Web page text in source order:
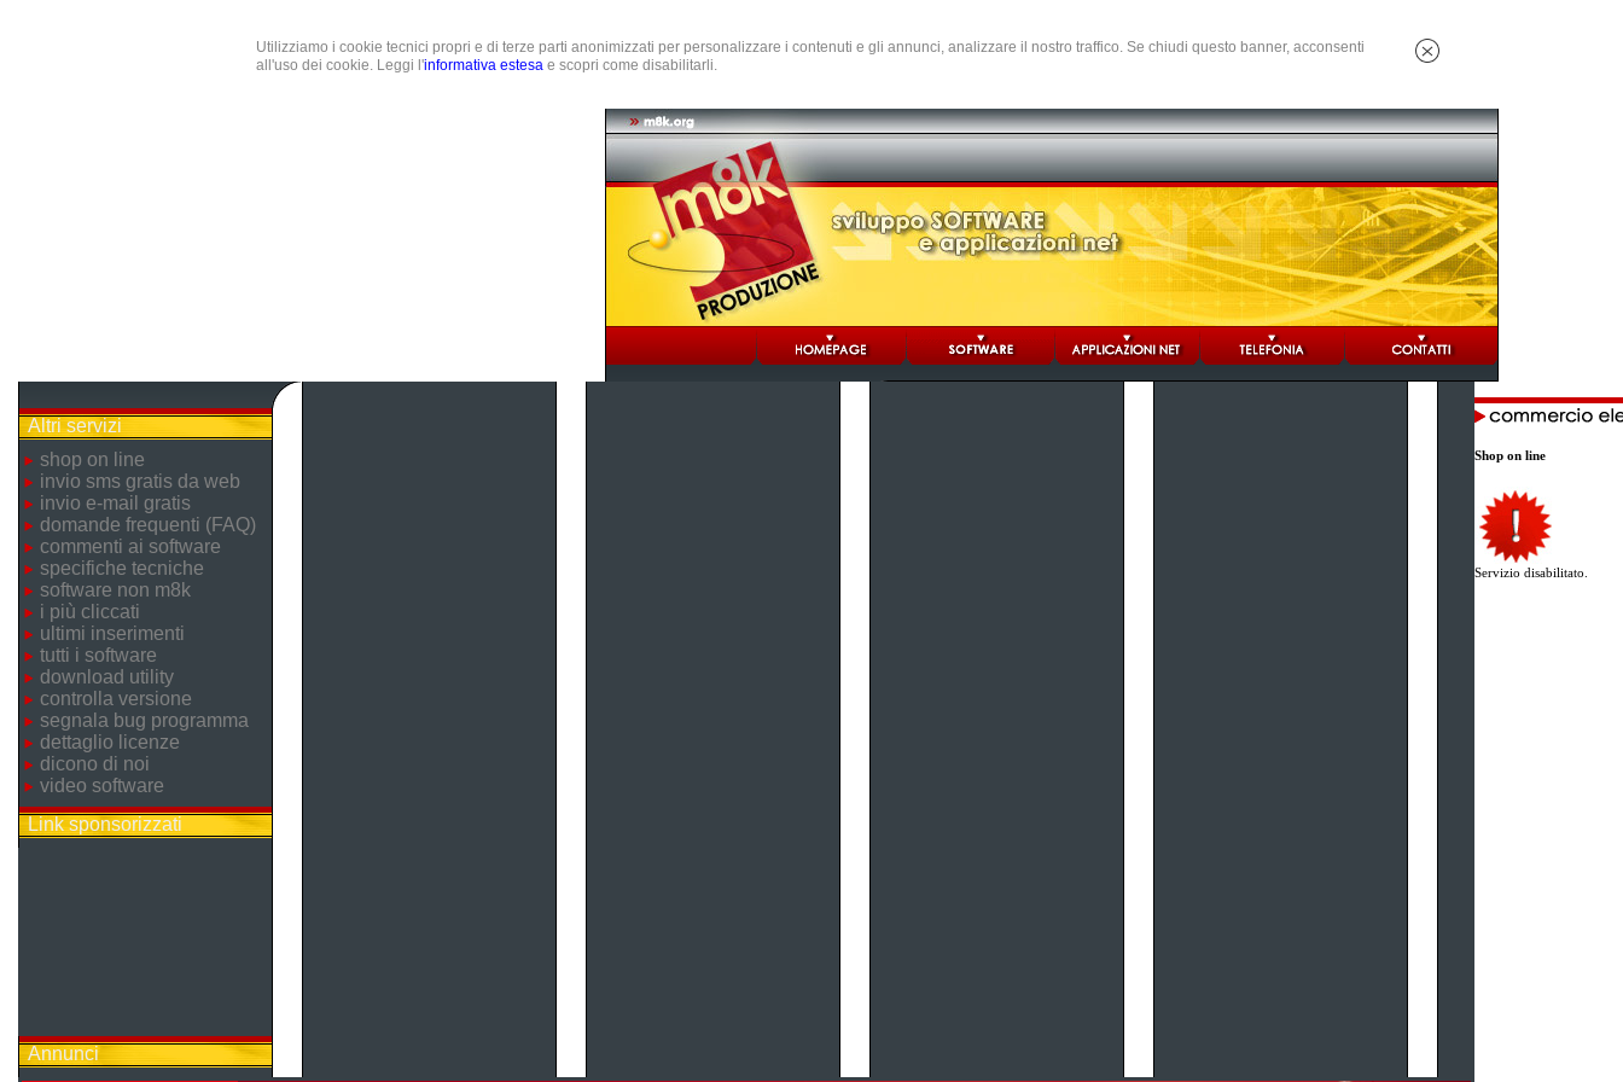
Utilizziamo i cookie tecnici propri e di terze parti anonimizzati per personalizzare i contenuti e gli annunci, analizzare il nostro traffico. Se chiudi questo banner, acconsenti
all'uso dei cookie. Leggi l'informativa estesa e scopri come disabilitarli.
Altri servizi
shop on line
invio sms gratis da web
invio e-mail gratis
domande frequenti (FAQ)
commenti ai software
specifiche tecniche
software non m8k
i più cliccati
ultimi inserimenti
tutti i software
download utility
controlla versione
segnala bug programma
dettaglio licenze
dicono di noi
video software
Link sponsorizzati
Annunci
Shop on line
Servizio disabilitato.